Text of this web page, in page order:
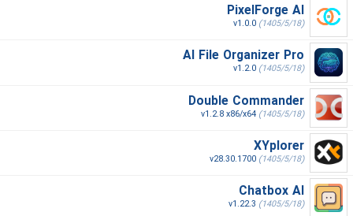
PixelForge AI
v1.0.0 (1405/5/18)
AI File Organizer Pro
v1.2.0 (1405/5/18)
Double Commander
v1.2.8 x86/x64 (1405/5/18)
XYplorer
v28.30.1700 (1405/5/18)
Chatbox AI
v1.22.3 (1405/5/18)